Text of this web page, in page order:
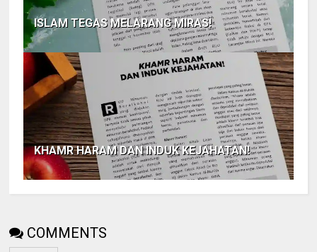
ISLAM TEGAS MELARANG MIRAS!
KHAMR HARAM DAN INDUK KEJAHATAN!
COMMENTS